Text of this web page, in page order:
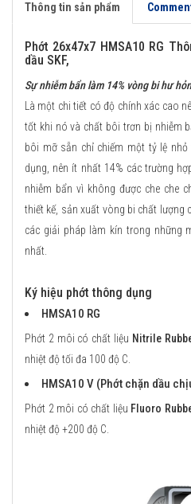
Thông tin sản phẩm
Phớt 26x47x7 HMSA10 RG
dầu SKF,
Sự nhiễm bẩn làm 14% vòng bi hư
Là một chi tiết có độ chính xác cao
tốt khi nó và chất bôi trơn bị nhiễm
bôi mỡ sẵn chỉ chiếm một tỷ lệ
dụng, nên ít nhất 14% các trường
nhiễm bẩn vì không được che che
thiết kế, sản xuất vòng bi chất lượng
các giải pháp làm kín trong những
nhất.
Ký hiệu phớt thông dụng
HMSA10 RG
Phớt 2 môi có chất liệu Nitrile
nhiệt độ tối đa 100 độ C.
HMSA10 V (Phớt chặn dầu
Phớt 2 môi có chất liệu Fluoro
nhiệt độ +200 độ C.